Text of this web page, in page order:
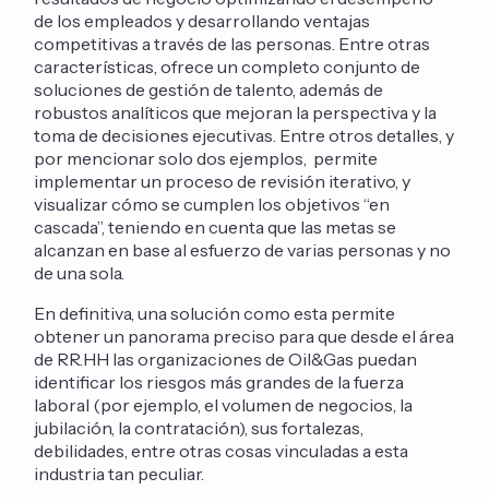
de los empleados y desarrollando ventajas
competitivas a través de las personas. Entre otras
características, ofrece un completo conjunto de
soluciones de gestión de talento, además de
robustos analíticos que mejoran la perspectiva y la
toma de decisiones ejecutivas. Entre otros detalles, y
por mencionar solo dos ejemplos, permite
implementar un proceso de revisión iterativo, y
visualizar cómo se cumplen los objetivos “en
cascada”, teniendo en cuenta que las metas se
alcanzan en base al esfuerzo de varias personas y no
de una sola.
En definitiva, una solución como esta permite
obtener un panorama preciso para que desde el área
de RR.HH las organizaciones de Oil&Gas puedan
identificar los riesgos más grandes de la fuerza
laboral (por ejemplo, el volumen de negocios, la
jubilación, la contratación), sus fortalezas,
debilidades, entre otras cosas vinculadas a esta
industria tan peculiar.